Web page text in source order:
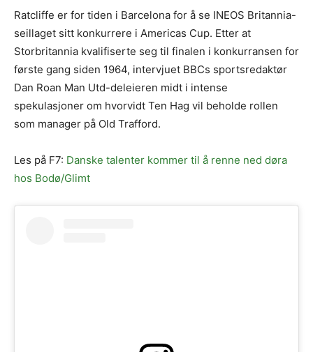
Ratcliffe er for tiden i Barcelona for å se INEOS Britannia-
seillaget sitt konkurrere i Americas Cup. Etter at
Storbritannia kvalifiserte seg til finalen i konkurransen for
første gang siden 1964, intervjuet BBCs sportsredaktør
Dan Roan Man Utd-deleieren midt i intense
spekulasjoner om hvorvidt Ten Hag vil beholde rollen
som manager på Old Trafford.
Les på F7: Danske talenter kommer til å renne ned døra
hos Bodø/Glimt